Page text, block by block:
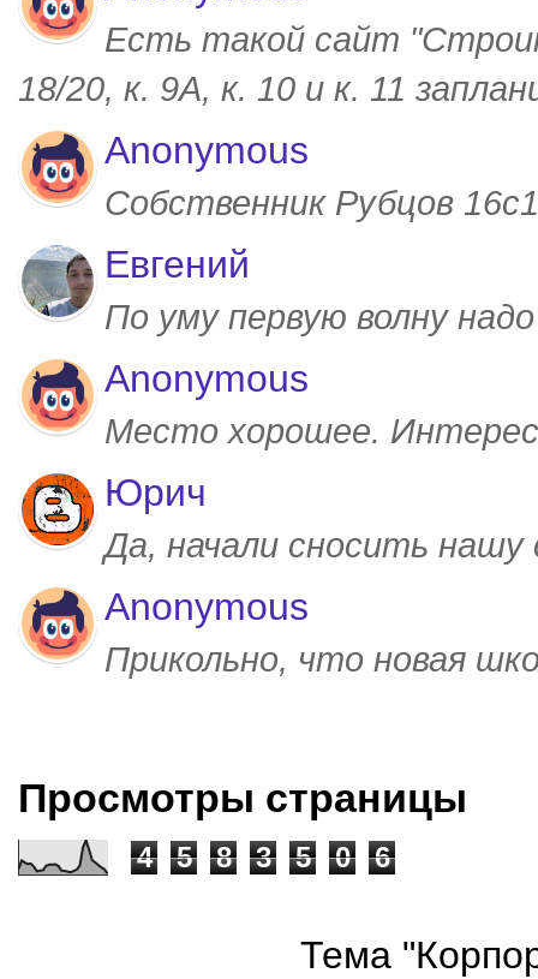
Есть такой сайт
18/20, к. 9А, к. 10 и к. 11
Anonymous
Собственник Рубцов
Евгений
По уму первую волну
Anonymous
Место хорошее.
Юрич
Да, начали сносить
Anonymous
Прикольно, что новая
Просмотры страницы
4 5 8 3 5 0 6
Тема